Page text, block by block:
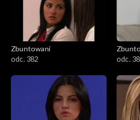
Zbuntowani
odc. 382
odc.